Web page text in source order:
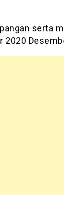
serta
2020